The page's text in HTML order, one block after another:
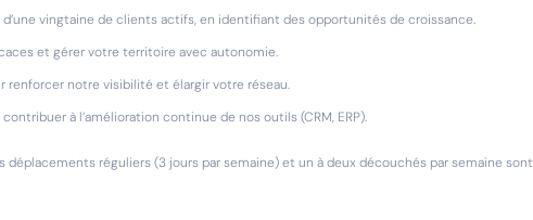
vingtaine de clients actifs, en identifiant des opportunités de croissance.
et gérer votre territoire avec autonomie.
renforcer notre visibilité et élargir votre réseau.
à l’amélioration continue de nos outils (CRM, ERP).
réguliers (3 jours par semaine) et un à deux découchés par semaine sont